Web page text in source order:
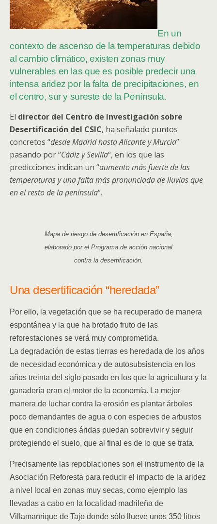
En un
contexto de ascenso de la temperaturas debido
al cambio climático, existen zonas muy
vulnerables en las que es posible predecir una
intensa aridez por la falta de precipitaciones, en
el centro, sur y sureste de la Península.
El director del Centro de Investigación sobre
Desertificación del CSIC, ha señalado puntos
concretos “desde Madrid hasta Alicante y Murcia”
pasando por “Cádiz y Sevilla“, en los que las
predicciones indican un “aumento más fuerte de las
temperaturas y una falta más pronunciada de lluvias que
en el resto de la península“.
Mapa de riesgo de desertificación en España,
elaborado por el Programa de acción nacional
contra la desertificación.
Una desertificación “heredada”
Por ello, la vegetación que se ha recuperado de manera
espontánea y la que ha brotado fruto de las
reforestaciones se verá muy comprometida.
La degradación de estas tierras es heredada de los años
de necesidad económica y de autosubsistencia en los
años treinta del siglo pasado en los que la agricultura y la
ganadería eran el motor de la economía. La mejor
manera de luchar contra la erosión es plantar árboles
poco demandantes de agua o con especies de arbustos
que en condiciones áridas puedan sobrevivir y seguir
protegiendo el suelo, que al final es de lo que se trata.
Precisamente las repoblaciones son el instrumento de la
Asociación Reforesta para reducir el impacto de la aridez
a nivel local en zonas muy secas, como ejemplo las
llevadas a cabo en la localidad madrileña de
Villamanrique de Tajo donde sólo llueve unos 350 litros